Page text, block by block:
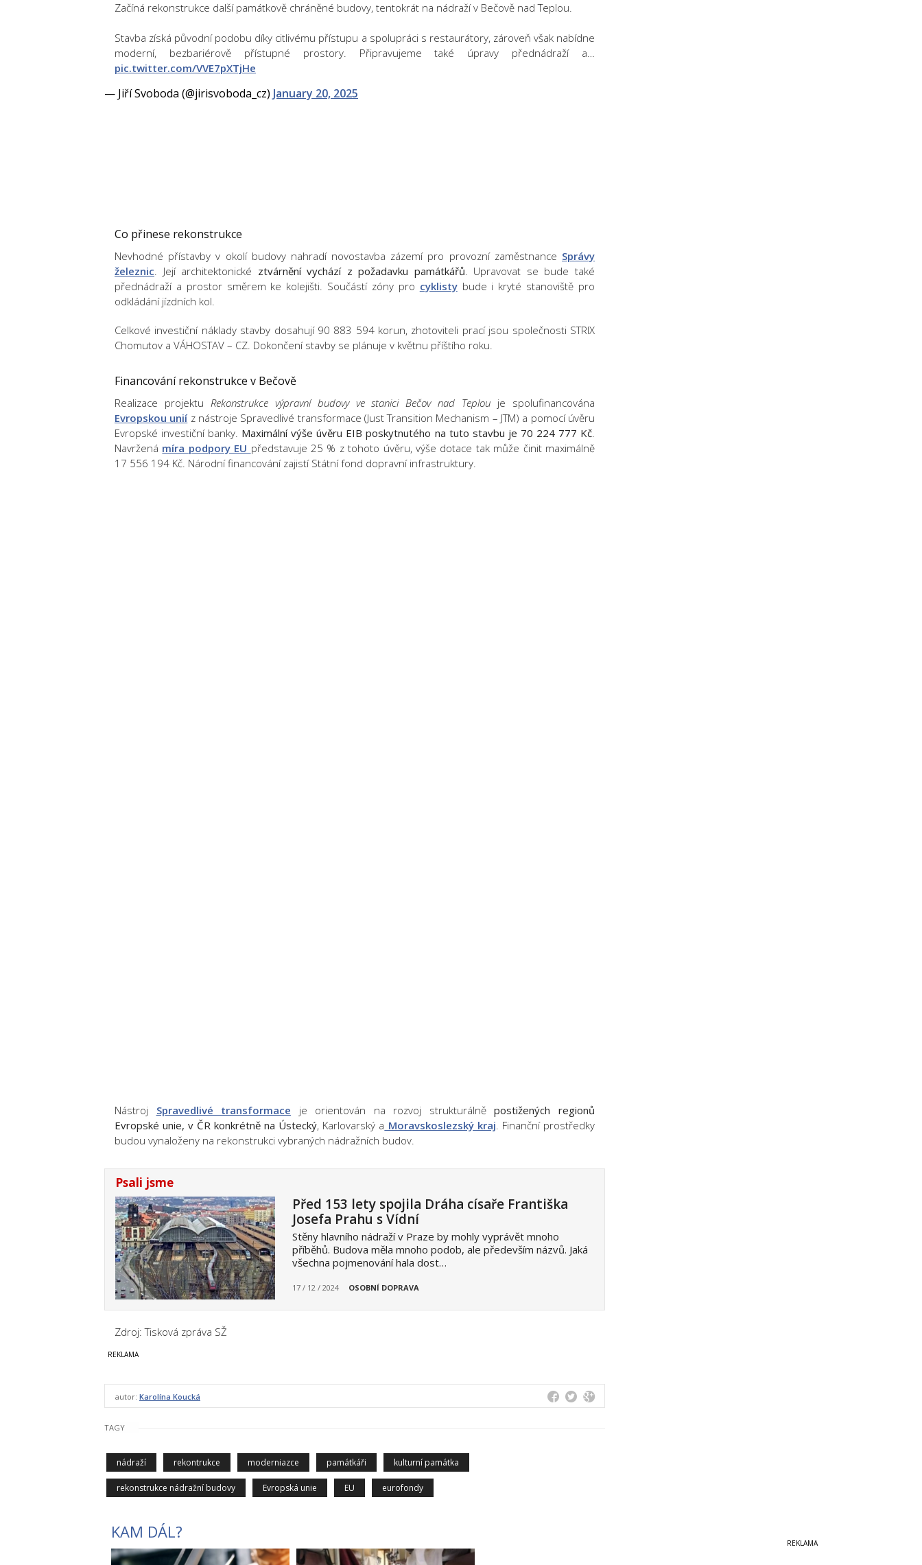
Začíná rekonstrukce další památkově chráněné budovy, tentokrát na nádraží v Bečově nad Teplou.
Stavba získá původní podobu díky citlivému přístupu a spolupráci s restaurátory, zároveň však nabídne
moderní, bezbariérově přístupné prostory. Připravujeme také úpravy přednádraží a…
pic.twitter.com/VVE7pXTjHe
— Jiří Svoboda (@jirisvoboda_cz) January 20, 2025
Co přinese rekonstrukce
Nevhodné přístavby v okolí budovy nahradí novostavba zázemí pro provozní zaměstnance Správy
železnic. Její architektonické ztvárnění vychází z požadavku památkářů. Upravovat se bude také
přednádraží a prostor směrem ke kolejišti. Součástí zóny pro cyklistybude i kryté stanoviště pro
odkládání jízdních kol.
Celkové investiční náklady stavby dosahují 90 883 594 korun, zhotoviteli prací jsou společnosti STRIX
Chomutov a VÁHOSTAV – CZ. Dokončení stavby se plánuje v květnu příštího roku.
Financování rekonstrukce v Bečově
Realizace projektu Rekonstrukce výpravní budovy ve stanici Bečov nad Teplou je spolufinancována
Evropskou uniíz nástroje Spravedlivé transformace (Just Transition Mechanism – JTM) a pomocí úvěru
Evropské investiční banky. Maximální výše úvěru EIB poskytnutého na tuto stavbu je 70 224 777 Kč.
Navržená míra podpory EU představuje 25 % z tohoto úvěru, výše dotace tak může činit maximálně
17 556 194 Kč. Národní financování zajistí Státní fond dopravní infrastruktury.
Nástroj Spravedlivé transformace je orientován na rozvoj strukturálněpostižených regionů
Evropské unie, v ČR konkrétně na Ústecký, Karlovarský a Moravskoslezský kraj. Finanční prostředky
budou vynaloženy na rekonstrukci vybraných nádražních budov.
Psali jsme
Před 153 lety spojila Dráha císaře Františka
Josefa Prahu s Vídní
Stěny hlavního nádraží v Praze by mohly vyprávět mnoho
příběhů. Budova měla mnoho podob, ale především názvů. Jaká
všechna pojmenování hala dost…
17 / 12 / 2024 OSOBNÍ DOPRAVA
Zdroj: Tisková zpráva SŽ
autor: Karolína Koucká
TAGY
nádraží rekontrukce moderniazce památkáři kulturní památka
rekonstrukce nádražní budovy Evropská unie EU eurofondy
KAM DÁL?